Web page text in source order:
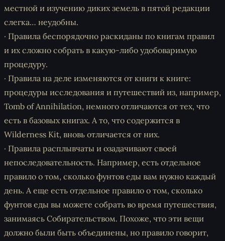
местной и изучению диких земель в пятой редакции
слегка… неудобны.
· Правила беспорядочно раскиданы по книгам правил
и их сложно собрать в какую-либо удобоваримую
процедуру.
· Правила на деле изменяются от книги к книге:
процедуры исследования и путешествий из, например,
Tomb of Annihilation, немного отличаются от тех, что
есть в базовых книгах. А то, что содержится в
Wilderness Kit, вновь отличается от них.
· Правила расплывчаты и озадачивают своей
непоследовательность. Например, есть отдельное
правило о том, сколько фунтов еды вам нужно каждый
день. А еще есть отдельное правило о том, сколько
фунтов еды вы можете собрать во время путешествия,
занимаясь Собирательством. Похоже, что эти вещи
должно были быть объединены, но правило говорит,